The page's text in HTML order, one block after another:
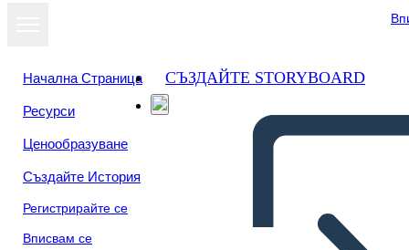
Начална Страница
Ресурси
Ценообразуване
Създайте История
Регистрирайте се
Вписвам се
СЪЗДАЙТЕ STORYBOARD
Преглед като
слайдшоу